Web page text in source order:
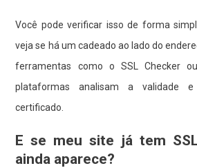
Você pode verificar isso de forma
veja se há um cadeado ao lado do
ferramentas como o SSL Checker
plataformas analisam a validade
certificado.
E se meu site já tem
ainda aparece?